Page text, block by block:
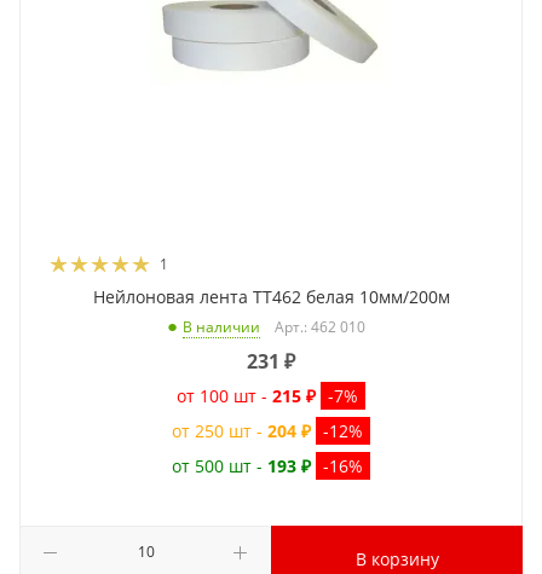
1
Нейлоновая лента TT462 белая 10мм/200м
В наличии Арт.: 462 010
231 ₽
от 100 шт - 215 ₽ -7%
от 250 шт - 204 ₽ -12%
от 500 шт - 193 ₽ -16%
В корзину